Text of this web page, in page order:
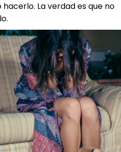
La verdad es que no